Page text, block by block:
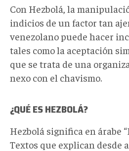
Con Hezbolá, la
indicios de un factor tan
venezolano puede hacer
tales como la aceptación
que se trata de una
nexo con el chavismo.
¿QUÉ ES HEZBOLÁ?
Hezbolá significa en árabe
Textos que explican desde